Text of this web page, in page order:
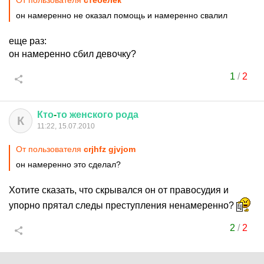
он намеренно не оказал помощь и намеренно свалил
еще раз:
он намеренно сбил девочку?
1 / 2
К Кто-то женского рода
11:22, 15.07.2010
От пользователя crjhfz gjvjom
он намеренно это сделал?
Хотите сказать, что скрывался он от правосудия и
упорно прятал следы преступления ненамеренно?
2 / 2